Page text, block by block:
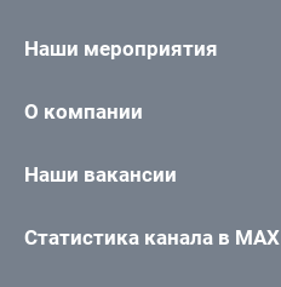
Наши мероприятия
О компании
Наши вакансии
Статистика канала в MAX